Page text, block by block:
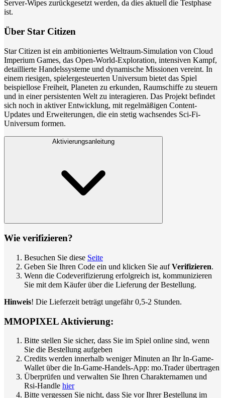
Server-Wipes zurückgesetzt werden, da dies aktuell die Testphase
ist.
Über Star Citizen
Star Citizen ist ein ambitioniertes Weltraum-Simulation von Cloud
Imperium Games, das Open-World-Exploration, intensiven Kampf,
detaillierte Handelssysteme und dynamische Missionen vereint. In
einem riesigen, spielergesteuerten Universum bietet das Spiel
beispiellose Freiheit, Planeten zu erkunden, Raumschiffe zu steuern
und in einer persistenten Welt zu interagieren. Das Projekt befindet
sich noch in aktiver Entwicklung, mit regelmäßigen Content-
Updates und Erweiterungen, die ein stetig wachsendes Sci-Fi-
Universum formen.
Aktivierungsanleitung
Wie verifizieren?
Besuchen Sie diese Seite
Geben Sie Ihren Code ein und klicken Sie aufVerifizieren.
Wenn die Codeverifizierung erfolgreich ist, kommunizieren
Sie mit dem Käufer über die Lieferung der Bestellung.
Hinweis! Die Lieferzeit beträgt ungefähr 0,5-2 Stunden.
MMOPIXEL Aktivierung:
Bitte stellen Sie sicher, dass Sie im Spiel online sind, wenn
Sie die Bestellung aufgeben
Credits werden innerhalb weniger Minuten an Ihr In-Game-
Wallet über die In-Game-Handels-App: mo.Trader übertragen
Überprüfen und verwalten Sie Ihren Charakternamen und
Rsi-Handle hier
Bitte vergessen Sie nicht, dass Sie vor Ihrer Bestellung im